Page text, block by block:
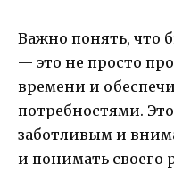
Важно понять, что
— это не просто
времени и
потребностями.
заботливым и
и понимать своего